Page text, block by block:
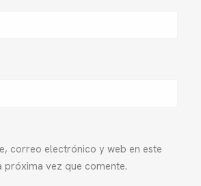
correo electrónico y web en este
próxima vez que comente.